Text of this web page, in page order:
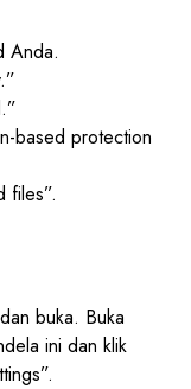
Anda.
based protection
files”.
buka. Buka
ini dan klik